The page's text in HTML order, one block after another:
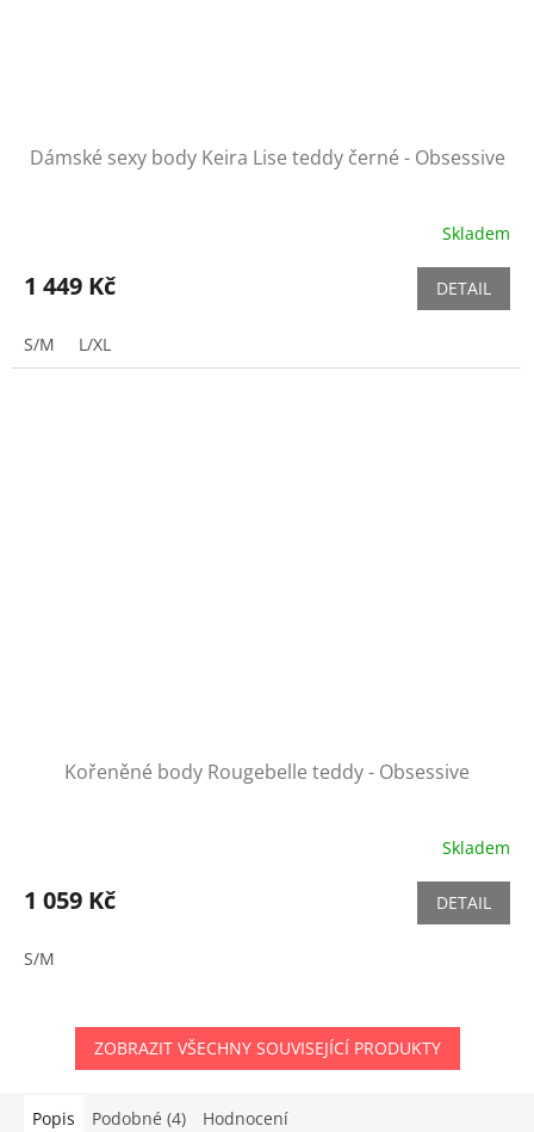
Dámské sexy body Keira Lise teddy černé - Obsessive
Skladem
1 449 Kč DETAIL
S/M L/XL
Kořeněné body Rougebelle teddy - Obsessive
Skladem
1 059 Kč DETAIL
S/M
ZOBRAZIT VŠECHNY SOUVISEJÍCÍ PRODUKTY
Popis Podobné (4) Hodnocení